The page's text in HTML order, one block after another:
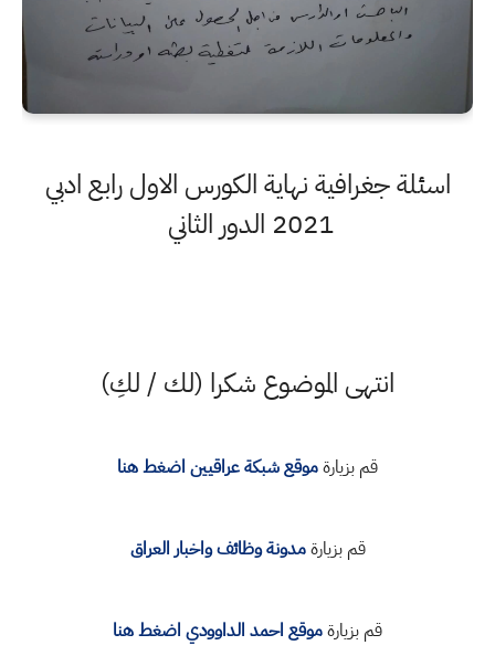
اسئلة جغرافية نهاية الكورس الاول رابع ادبي
2021 الدور الثاني
انتهى الموضوع شكرا (لك / لكِ)
قم بزيارةموقع شبكة عراقيين اضغط هنا
قم بزيارةمدونة وظائف واخبار العراق
قم بزيارةموقع احمد الداوودي اضغط هنا